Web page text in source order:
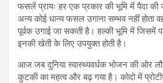
फसलें प्रायः हर एक प्रकार की भूमि में पैदा
अन्य कोई धान्य फसल उगाना सम्भव नहीं होता
पूर्वक उगाई जा सकती है। हल्की भूमि में जिसमें
इनकी खेती के लिए उपयुक्त होती है।
आज जब दुनिया स्वास्थ्यवर्धक भोजन की ओर
कुटकी का महत्व और बढ़ गया है। कोदो में